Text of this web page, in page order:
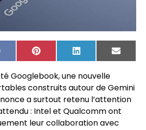
FacebookPinterest LinkedIn
Email
Googlebook, une nouvelle
construits autour de Gemini
a surtout retenu l’attention
: Intel et Qualcomm ont
leur collaboration avec